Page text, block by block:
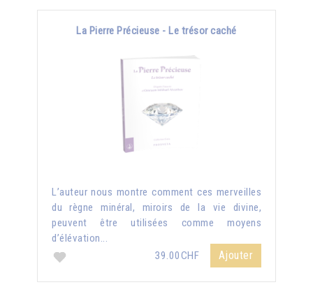
La Pierre Précieuse - Le trésor caché
L’auteur nous montre comment ces merveilles
du règne minéral, miroirs de la vie divine,
peuvent être utilisées comme moyens
d’élévation...
39.00CHF
Ajouter